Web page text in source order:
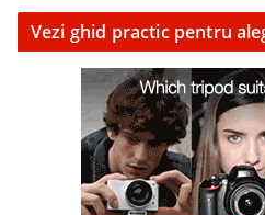
u
Vezi ghid practic pentru